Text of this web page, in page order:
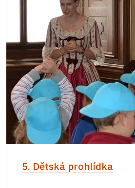
5. Dětská prohlídka